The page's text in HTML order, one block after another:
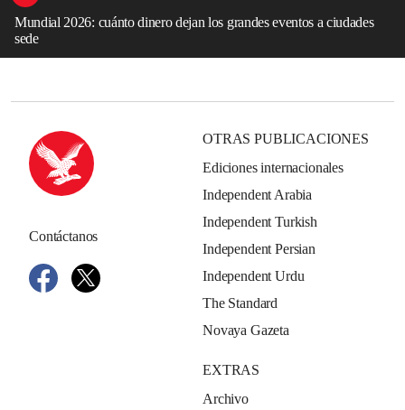
Mundial 2026: cuánto dinero dejan los grandes eventos a ciudades
sede
Contáctanos
OTRAS PUBLICACIONES
Ediciones internacionales
Independent Arabia
Independent Turkish
Independent Persian
Independent Urdu
The Standard
Novaya Gazeta
EXTRAS
Archivo